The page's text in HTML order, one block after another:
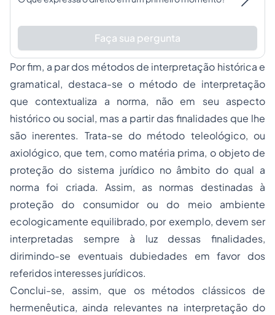
Faça sua pergunta
Por fim, a par dos métodos de interpretação histórica e
gramatical, destaca-se o método de interpretação
que contextualiza a norma, não em seu aspecto
histórico ou social, mas a partir das finalidades que lhe
são inerentes. Trata-se do método teleológico, ou
axiológico, que tem, como matéria prima, o objeto de
proteção do sistema jurídico no âmbito do qual a
norma foi criada. Assim, as normas destinadas à
proteção do consumidor ou do meio ambiente
ecologicamente equilibrado, por exemplo, devem ser
interpretadas sempre à luz dessas finalidades,
dirimindo-se eventuais dubiedades em favor dos
referidos interesses jurídicos.
Conclui-se, assim, que os métodos clássicos de
hermenêutica, ainda relevantes na interpretação do